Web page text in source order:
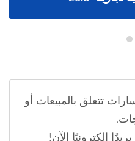
تتعلق بالمبيعات أو
إلكترونيًا الآن!